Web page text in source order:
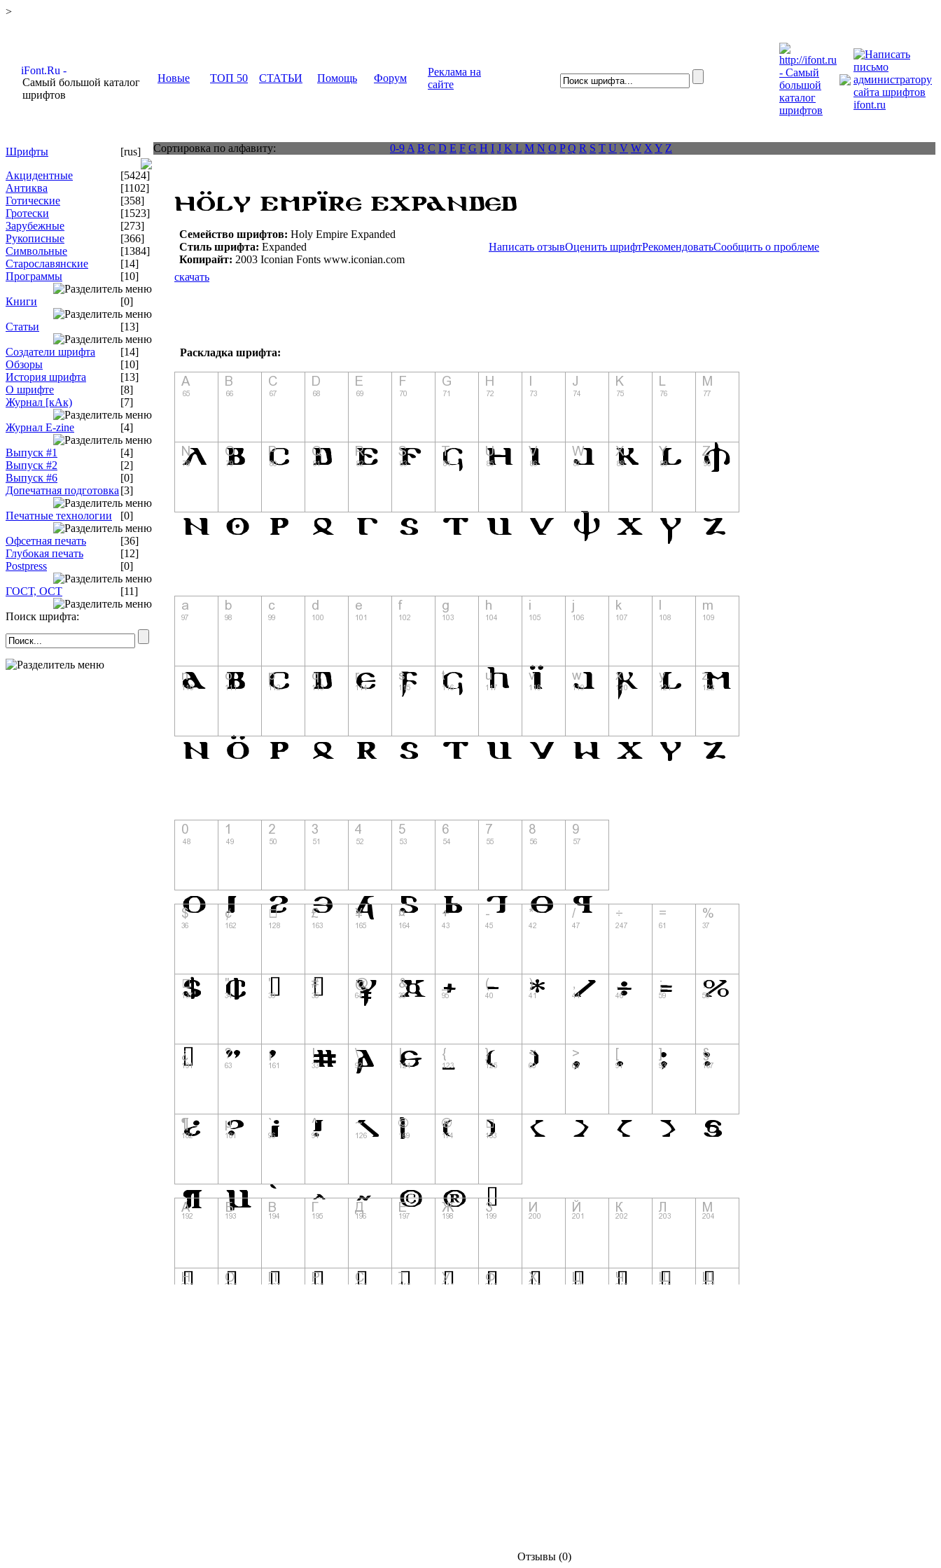
>
Самый большой каталог
шрифтов
Новые ТОП 50 СТАТЬИ Помощь Форум
Реклама на
сайте
Шрифты
[rus]
Акцидентные
[5424]
Антиква
[1102]
Готические
[358]
Гротески
[1523]
Зарубежные
[273]
Рукописные
[366]
Символьные
[1384]
Старославянские
[14]
Программы
[10]
Книги [0]
Статьи [13]
Создатели шрифта
[14]
Обзоры
[10]
История шрифта
[13]
О шрифте
[8]
Журнал [кАк)
[7]
Журнал E-zine [4]
Выпуск #1
[4]
Выпуск #2
[2]
Выпуск #6
[0]
Допечатная подготовка [3]
Печатные технологии [0]
Офсетная печать
[36]
Глубокая печать
[12]
Postpress
[0]
ГОСТ, ОСТ [11]
Поиск шрифта:
Сортировка по алфавиту: 0-9 A B C D E F G H I J K L M N O P Q R S T U V W X Y Z
Семейство шрифтов: Holy Empire Expanded
Стиль шрифта: Expanded
Копирайт: 2003 Iconian Fonts www.iconian.com
Написать отзывОценить шрифтРекомендоватьСообщить о проблеме
скачать
Раскладка шрифта:
Отзывы (0)